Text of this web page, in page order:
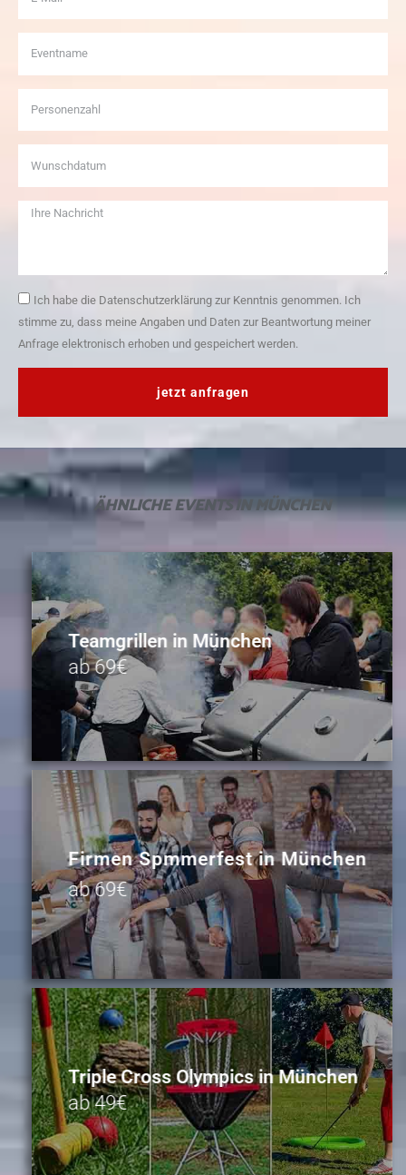
Ich habe die Datenschutzerklärung zur Kenntnis genommen. Ich
stimme zu, dass meine Angaben und Daten zur Beantwortung meiner
Anfrage elektronisch erhoben und gespeichert werden.
jetzt anfragen
ÄHNLICHEEVENTS IN MÜNCHEN
Teamgrillen in München
ab 69€
Firmen Spmmerfest in München
ab 69€
Triple Cross Olympics in München
ab 49€